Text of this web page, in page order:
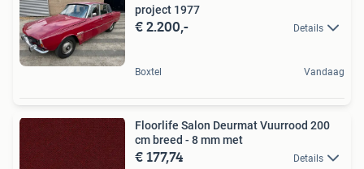
project 1977
€ 2.200,- Details
Boxtel Vandaag
Floorlife Salon Deurmat Vuurrood 200
cm breed - 8 mm met
€ 177,74 Details